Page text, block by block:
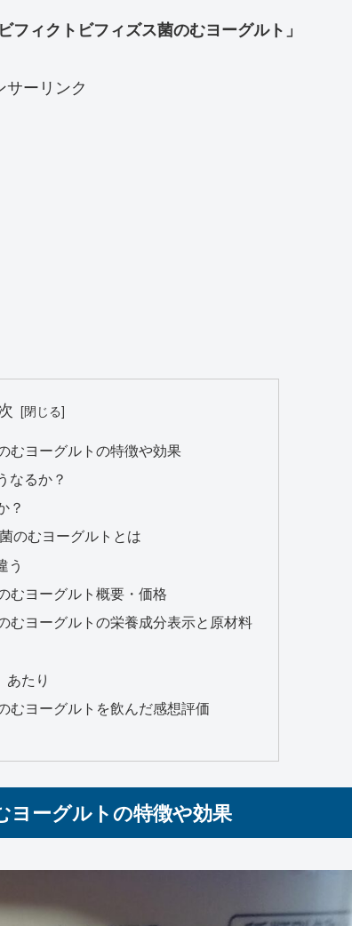
ィクトビフィズス菌のむヨーグルト」
サーリンク
むヨーグルトの特徴や効果
なるか？
？
のむヨーグルトとは
う
むヨーグルト概要・価格
むヨーグルトの栄養成分表示と原材料
たり
むヨーグルトを飲んだ感想評価
ーグルトの特徴や効果